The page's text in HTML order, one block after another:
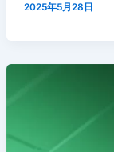
2025年5月28日